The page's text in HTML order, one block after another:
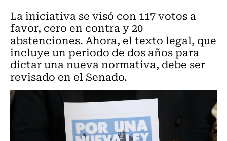
La iniciativa se visó con 117 votos a
favor, cero en contra y 20
abstenciones. Ahora, el texto legal, que
incluye un periodo de dos años para
dictar una nueva normativa, debe ser
revisado en el Senado.